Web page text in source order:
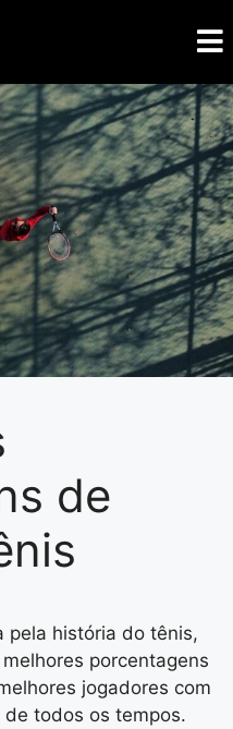
de
pela história do tênis,
porcentagens
jogadores com
todos os tempos.